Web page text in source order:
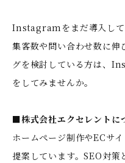
Instagramをまだ導入して
集客数や問い合わせ数に
グを検討している方は、
をしてみませんか。
■株式会社エクセレントに
ホームぺージ制作やECサ
提案しています。SEO対